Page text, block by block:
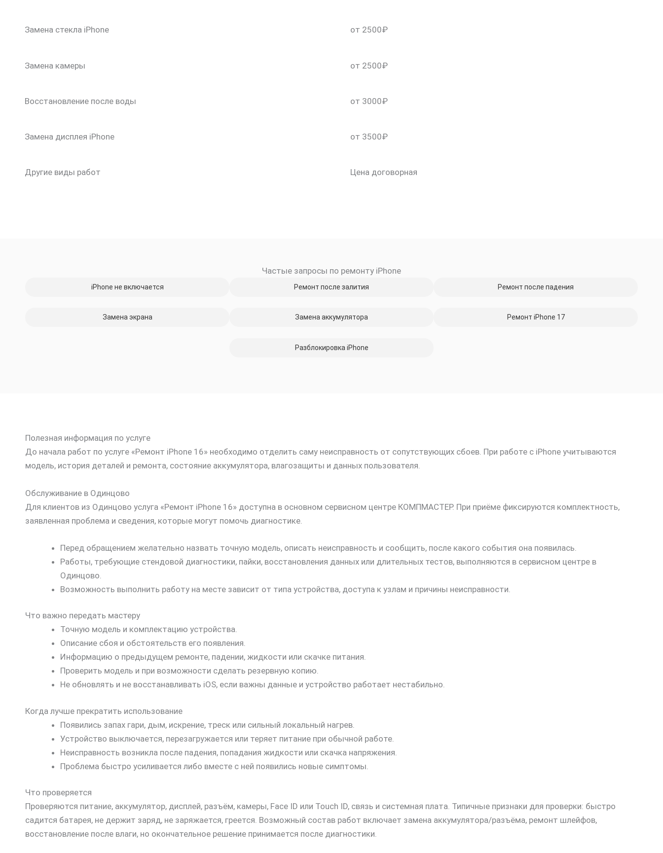
Замена стекла iPhone от 2500₽
Замена камеры от 2500₽
Восстановление после воды от 3000₽
Замена дисплея iPhone от 3500₽
Другие виды работ Цена договорная
Частые запросы по ремонту iPhone
iPhone не включается
Замена экрана
Ремонт после залития
Замена аккумулятора
Разблокировка iPhone
Ремонт после падения
Ремонт iPhone 17
Полезная информация по услуге
До начала работ по услуге «Ремонт iPhone 16» необходимо отделить саму неисправность от сопутствующих сбоев. При работе с iPhone учитываются
модель, история деталей и ремонта, состояние аккумулятора, влагозащиты и данных пользователя.
Обслуживание в Одинцово
Для клиентов из Одинцово услуга «Ремонт iPhone 16» доступна в основном сервисном центре КОМПМАСТЕР. При приёме фиксируются комплектность,
заявленная проблема и сведения, которые могут помочь диагностике.
Перед обращением желательно назвать точную модель, описать неисправность и сообщить, после какого события она появилась.
Работы, требующие стендовой диагностики, пайки, восстановления данных или длительных тестов, выполняются в сервисном центре в
Одинцово.
Возможность выполнить работу на месте зависит от типа устройства, доступа к узлам и причины неисправности.
Что важно передать мастеру
Точную модель и комплектацию устройства.
Описание сбоя и обстоятельств его появления.
Информацию о предыдущем ремонте, падении, жидкости или скачке питания.
Проверить модель и при возможности сделать резервную копию.
Не обновлять и не восстанавливать iOS, если важны данные и устройство работает нестабильно.
Когда лучше прекратить использование
Появились запах гари, дым, искрение, треск или сильный локальный нагрев.
Устройство выключается, перезагружается или теряет питание при обычной работе.
Неисправность возникла после падения, попадания жидкости или скачка напряжения.
Проблема быстро усиливается либо вместе с ней появились новые симптомы.
Что проверяется
Проверяются питание, аккумулятор, дисплей, разъём, камеры, Face ID или Touch ID, связь и системная плата. Типичные признаки для проверки: быстро
садится батарея, не держит заряд, не заряжается, греется. Возможный состав работ включает замена аккумулятора/разъёма, ремонт шлейфов,
восстановление после влаги, но окончательное решение принимается после диагностики.